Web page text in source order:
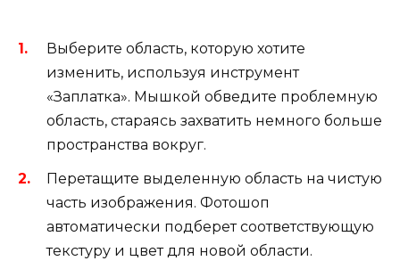
Выберите область, которую хотите
изменить, используя инструмент
«Заплатка». Мышкой обведите проблемную
область, стараясь захватить немного больше
пространства вокруг.
Перетащите выделенную область на чистую
часть изображения. Фотошоп
автоматически подберет соответствующую
текстуру и цвет для новой области.